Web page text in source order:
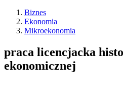
Biznes
Ekonomia
Mikroekonomia
praca licencjacka
ekonomicznej